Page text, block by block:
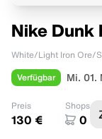
Nike Dunk
White/Light Iron Ore/
Verfügbar Mi. 01.
Preis
130 €
Shops
0